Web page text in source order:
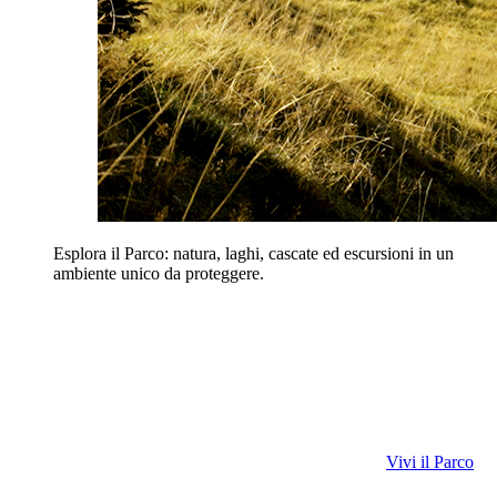
Esplora il Parco: natura, laghi, cascate ed escursioni in un
ambiente unico da proteggere.
Vivi il Parco